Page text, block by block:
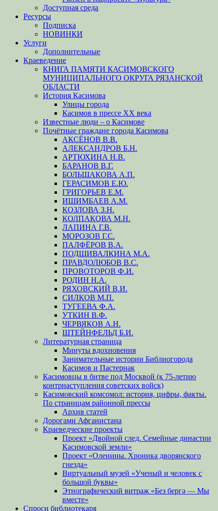
Доступная среда
Ресурсы
Подписка
НОВИНКИ
Услуги
Дополнительные
Краеведение
КНИГА ПАМЯТИ КАСИМОВСКОГО
МУНИЦИПАЛЬНОГО ОКРУГА РЯЗАНСКОЙ
ОБЛАСТИ
История Касимова
Улицы города
Касимов в прессе XX века
Известные люди – о Касимове
Почётные граждане города Касимова
АКСЁНОВ В.В.
АЛЕКСАНДРОВ Б.Н.
АРТЮХИНА Н.В.
БАРАНОВ В.Г.
БОЛЬШАКОВА А.П.
ГЕРАСИМОВ Е.Ю.
ГРИГОРЬЕВ Е.М.
ИШИМБАЕВ А.М.
КОЗЛОВА З.Н.
КОЛПАКОВА М.Н.
ЛАПИНА Г.В.
МОРОЗОВ Г.С.
ПАЛФЁРОВ В.А.
ПОДШИВАЛКИНА М.А.
ПРАВДОЛЮБОВ В.С.
ПРОВОТОРОВ Ф.И.
РОДИН Н.А.
РЯХОВСКИЙ В.И.
СИЛКОВ М.П.
ТУГЕЕВА Ф.А.
УТКИН В.Ф.
ЧЕРВЯКОВ А.Н.
ШТЕЙНФЕЛЬД Б.И.
Литературная страница
Минуты вдохновения
Занимательные истории Библиогорода
Касимов и Пастернак
Касимовцы в битве под Москвой (к 75-летию
контрнаступления советских войск)
Касимовский комсомол: история, цифры, факты.
По страницам районной прессы
Архив статей
Дорогами Афганистана
Краеведческие проекты
Проект «Двойной след. Семейные династии
Касимовской земли»
Проект «Оленины. Хроника дворянского
гнезда»
Виртуальный музей «Ученый и человек с
большой буквы»
Этнографический витраж «Без бергə — Мы
вместе»
Спроси библиотекаря